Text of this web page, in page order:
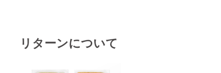
リターンについて